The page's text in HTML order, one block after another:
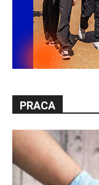
PRACA